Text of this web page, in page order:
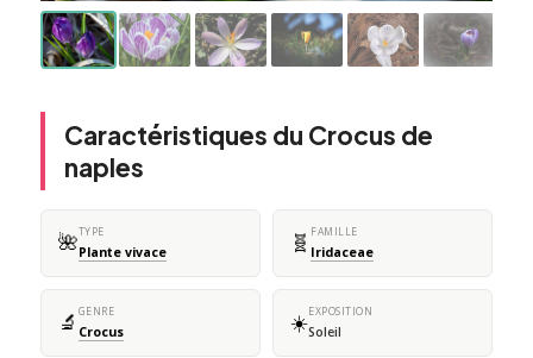
Caractéristiques du Crocus de
naples
🌺TYPE
Plante vivace 🧬 FAMILLE
Iridaceae
🔬 GENRE
Crocus ☀️EXPOSITION
Soleil